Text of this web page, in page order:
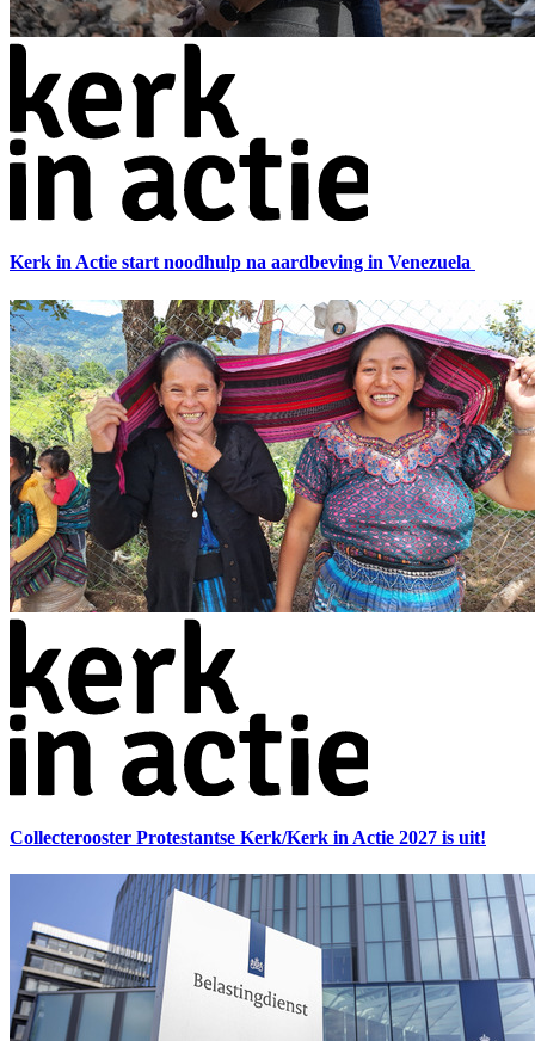
Kerk in Actie start noodhulp na aardbeving in Venezuela
Collecterooster Protestantse Kerk/Kerk in Actie 2027 is uit!